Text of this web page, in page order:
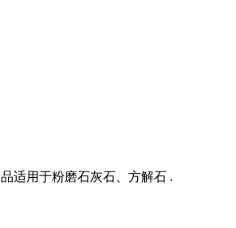
适用于粉磨石灰石、方解石 .